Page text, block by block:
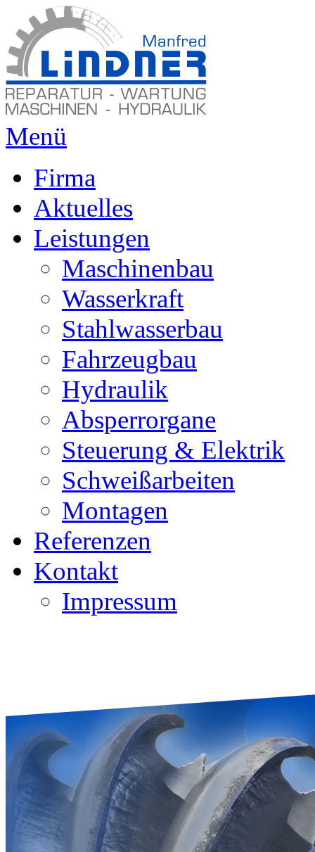
Menü
Firma
Aktuelles
Leistungen
Maschinenbau
Wasserkraft
Stahlwasserbau
Fahrzeugbau
Hydraulik
Absperrorgane
Steuerung & Elektrik
Schweißarbeiten
Montagen
Referenzen
Kontakt
Impressum